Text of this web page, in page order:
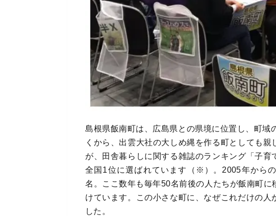
島根県飯南町は、広島県との県境に位置し、町
くから、出雲大社の大しめ縄を作る町としても
が、田舎暮らしに関する雑誌のランキング「子育
全国1位に選ばれています（※）。2005年から
名。ここ数年も毎年50名前後の人たちが飯南町
けています。この小さな町に、なぜこれだけの人
した。